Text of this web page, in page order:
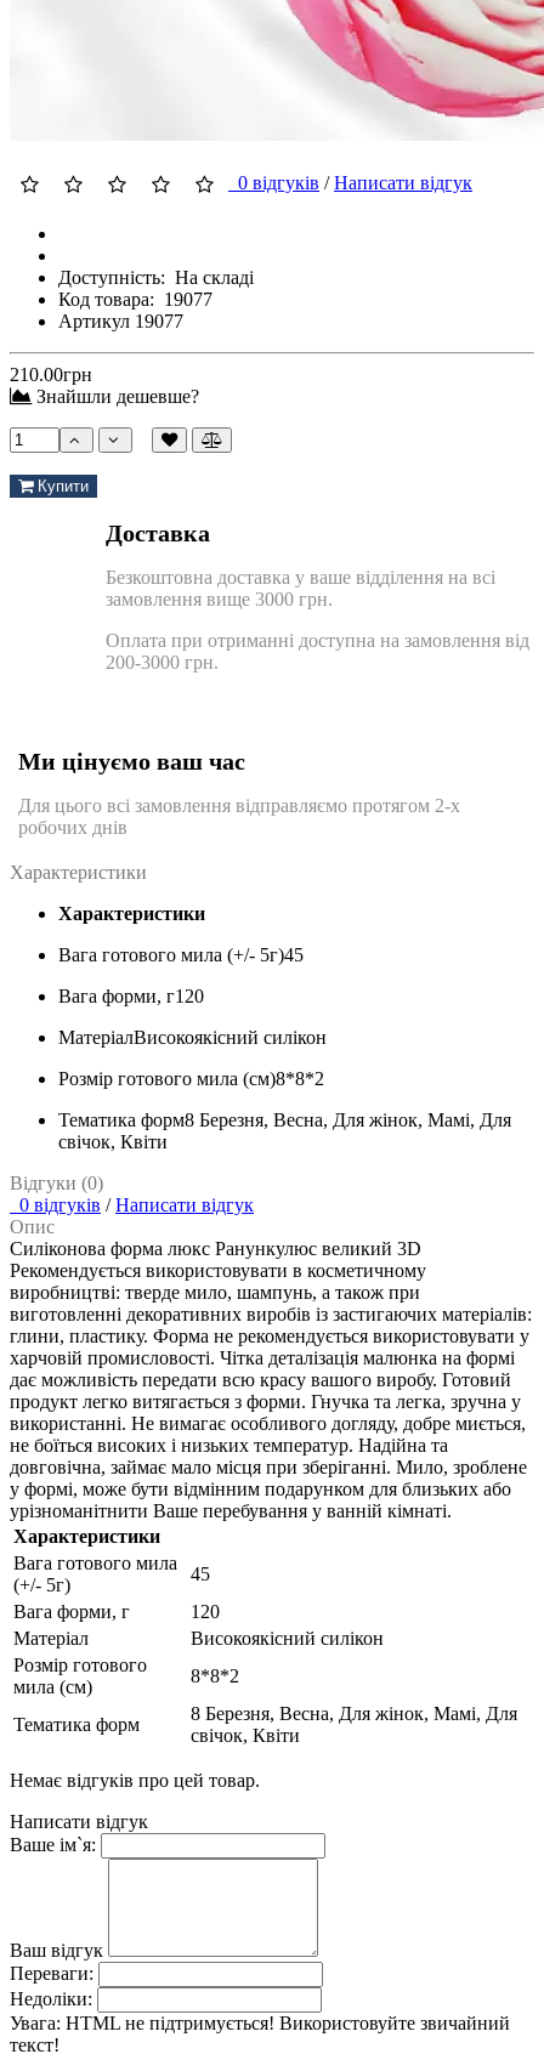
0 відгуків / Написати відгук
Доступність: На складі
Код товара: 19077
Артикул 19077
210.00грн
Знайшли дешевше?
Купити
Доставка
Безкоштовна доставка у ваше відділення на всі
замовлення вище 3000 грн.
Оплата при отриманні доступна на замовлення від
200-3000 грн.
Ми цінуємо ваш час
Для цього всі замовлення відправляємо протягом 2-х
робочих днів
Характеристики
Характеристики
Вага готового мила (+/- 5г)45
Вага форми, г120
МатеріалВисокоякісний силікон
Розмір готового мила (см)8*8*2
Тематика форм8 Березня, Весна, Для жінок, Мамі, Для
свічок, Квіти
Відгуки (0)
0 відгуків / Написати відгук
Опис
Силіконова форма люкс Ранункулюс великий 3D
Рекомендується використовувати в косметичному
виробництві: тверде мило, шампунь, а також при
виготовленні декоративних виробів із застигаючих матеріалів:
глини, пластику. Форма не рекомендується використовувати у
харчовій промисловості. Чітка деталізація малюнка на формі
дає можливість передати всю красу вашого виробу. Готовий
продукт легко витягається з форми. Гнучка та легка, зручна у
використанні. Не вимагає особливого догляду, добре миється,
не боїться високих і низьких температур. Надійна та
довговічна, займає мало місця при зберіганні. Мило, зроблене
у формі, може бути відмінним подарунком для близьких або
урізноманітнити Ваше перебування у ванній кімнаті.
Характеристики
Вага готового мила
(+/- 5г)
45
Вага форми, г
120
Матеріал
Високоякісний силікон
Розмір готового
мила (см)
8*8*2
Тематика форм
8 Березня, Весна, Для жінок, Мамі, Для
свічок, Квіти
Немає відгуків про цей товар.
Написати відгук
Ваше ім`я:
Ваш відгук
Переваги:
Недоліки:
Увага: HTML не підтримується! Використовуйте звичайний
текст!